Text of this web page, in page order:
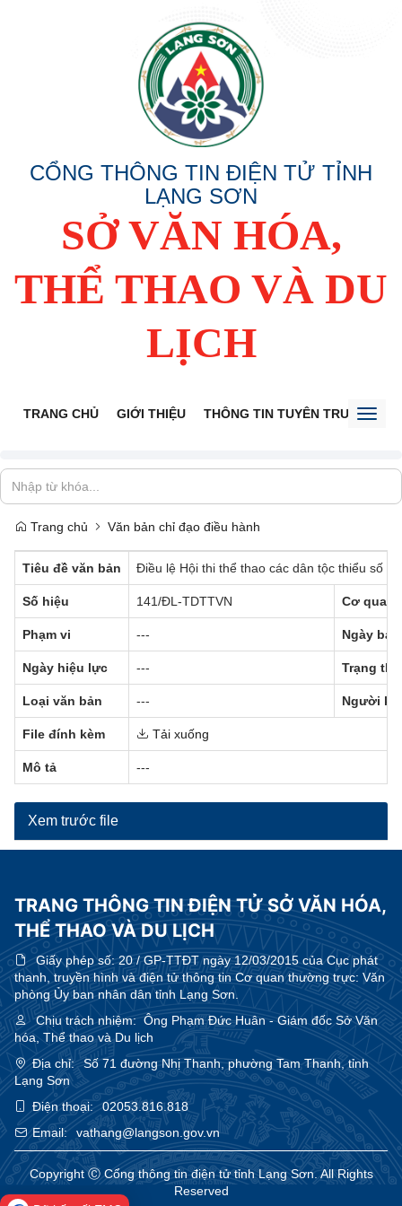
CỔNG THÔNG TIN ĐIỆN TỬ TỈNH
LẠNG SƠN
SỞ VĂN HÓA,
THỂ THAO VÀ DU
LỊCH
TRANG CHỦ GIỚI THIỆU THÔNG TIN TUYÊN TRUYỀN
Trang chủ Văn bản chỉ đạo điều hành
Tiêu đề văn bản Điều lệ Hội thi thể thao các dân tộc thiểu số
Số hiệu 141/ĐL-TDTTVN Cơ quan
Phạm vi --- Ngày
Ngày hiệu lực --- Trạng
Loại văn bản --- Người ký
File đính kèm Tải xuống
Mô tả ---
Xem trước file
TRANG THÔNG TIN ĐIỆN TỬ SỞ VĂN HÓA,
THỂ THAO VÀ DU LỊCH
Giấy phép số:20 / GP-TTĐT ngày 12/03/2015 của Cục phát
thanh, truyền hình và điện tử thông tin Cơ quan thường trực: Văn
phòng Ủy ban nhân dân tỉnh Lạng Sơn.
Chịu trách nhiệm:Ông Phạm Đức Huân - Giám đốc Sở Văn
hóa, Thể thao và Du lịch
Địa chỉ:
Số 71 đường Nhị Thanh, phường Tam Thanh, tỉnh
Lạng Sơn
Điện thoại:
02053.816.818
Email:
vathang@langson.gov.vn
Copyright Ⓒ Cổng thông tin điện tử tỉnh Lạng Sơn. All Rights
Reserved